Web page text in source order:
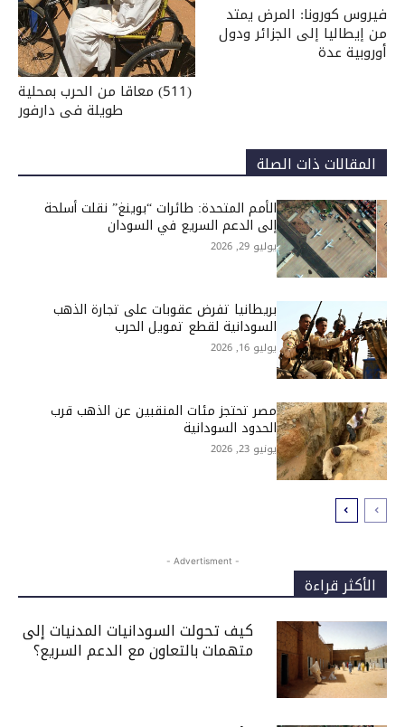
فيروس كورونا: المرض يمتد
من إيطاليا إلى الجزائر ودول
أوروبية عدة
(511) معاقا من الحرب بمحلية
طويلة فى دارفور
المقالات ذات الصلة
الأمم المتحدة: طائرات “بوينغ” نقلت أسلحة
إلى الدعم السريع في السودان
يوليو 29, 2026
بريطانيا تفرض عقوبات على تجارة الذهب
السودانية لقطع تمويل الحرب
يوليو 16, 2026
مصر تحتجز مئات المنقبين عن الذهب قرب
الحدود السودانية
يونيو 23, 2026
- Advertisment -
الأكثر قراءة
كيف تحولت السودانيات المدنيات إلى
متهمات بالتعاون مع الدعم السريع؟